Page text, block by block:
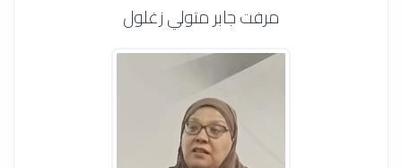
مرفت جابر متولي زغلول